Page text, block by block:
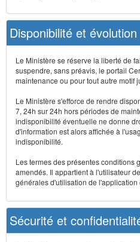
Disponibilité et évolution
Le Ministère se réserve la liberté de
suspendre, sans préavis, le portail
maintenance ou pour tout autre motif
Le Ministère s'efforce de rendre
7, 24h sur 24h hors périodes de
indisponibilité éventuelle ne donne
d'information est alors affichée à
indisponibilité.
Les termes des présentes conditions
amendés. Il appartient à l'utilisateur
générales d'utilisation de l'application
Sécurité et